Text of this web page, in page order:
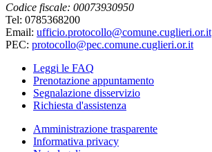
Codice fiscale: 00073930950
Tel: 0785368200
Email: ufficio.protocollo@comune.cuglieri.or.it
PEC: protocollo@pec.comune.cuglieri.or.it
Leggi le FAQ
Prenotazione appuntamento
Segnalazione disservizio
Richiesta d'assistenza
Amministrazione trasparente
Informativa privacy